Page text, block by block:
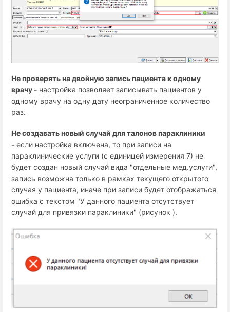
Не проверять на двойную запись пациента к одному
врачу - настройка позволяет записывать пациентов у
одному врачу на одну дату неограниченное количество
раз.
Не создавать новый случай для талонов параклиники
- если настройка включена, то при записи на
параклинические услуги (с единицей измерения 7) не
будет создан новый случай вида "отдельные мед.услуги",
запись возможна только в рамках текущего открытого
случая у пациента, иначе при записи будет отображаться
ошибка с текстом "У данного пациента отсутствует
случай для привязки параклиники" (рисунок ).